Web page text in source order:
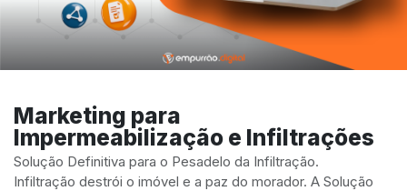
Marketing para
Impermeabilização e Infiltrações
Solução Definitiva para o Pesadelo da Infiltração.
Infiltração destrói o imóvel e a paz do morador. A Solução